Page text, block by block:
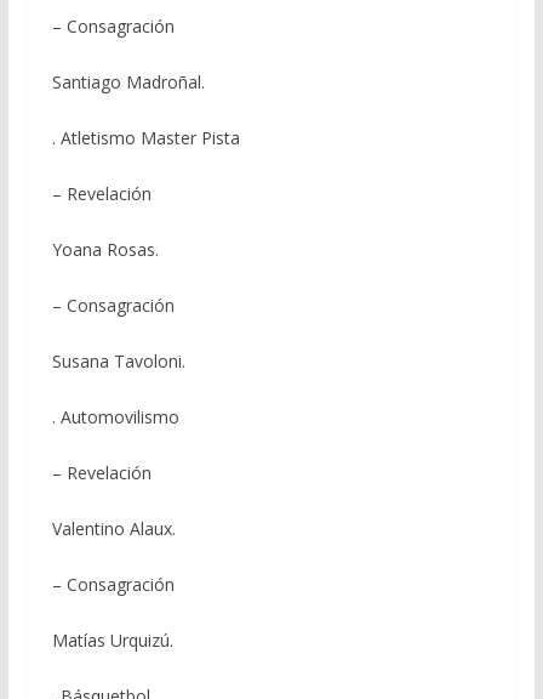
– Consagración
Santiago Madroñal.
. Atletismo Master Pista
– Revelación
Yoana Rosas.
– Consagración
Susana Tavoloni.
. Automovilismo
– Revelación
Valentino Alaux.
– Consagración
Matías Urquizú.